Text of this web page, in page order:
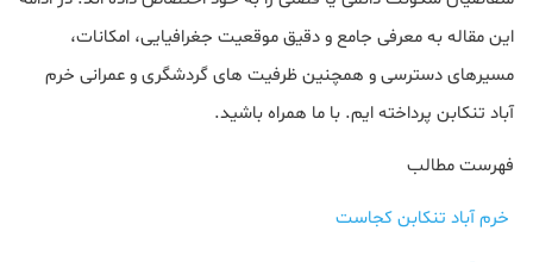
این مقاله به معرفی جامع و دقیق موقعیت جغرافیایی، امکانات،
مسیرهای دسترسی و همچنین ظرفیت‌ های گردشگری و عمرانی خرم‌
آباد تنکابن پرداخته ایم. با ما همراه باشید.
فهرست مطالب
خرم‌ آباد تنکابن کجاست